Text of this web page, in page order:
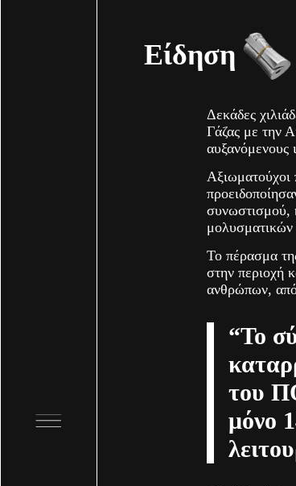
Είδηση
Δεκάδες
Γάζας με την
αυξανόμενους
Αξιωματούχοι
συνωστισμού,
μολυσματικών
Το πέρασμα
στην περιοχή
ανθρώπων, από
“Το
του
μόνο